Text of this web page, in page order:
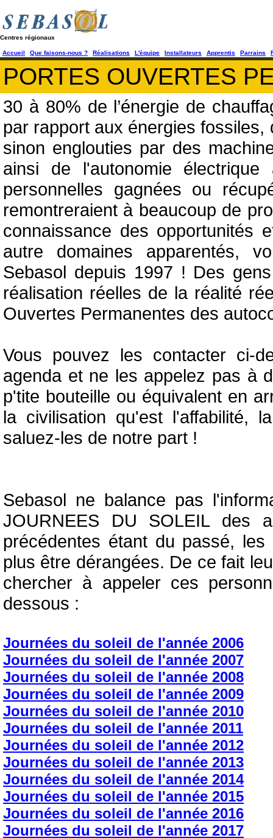
Centres régionaux
Accueil Que faisons-nous ? Réalisations L'équipe Installateurs Apprentis Parrains
PORTES OUVERTES
30 à 80% de l’énergie de
par rapport aux énergies
sinon englouties par des
ainsi de l'autonomie
personnelles gagnées ou
remontreraient à beaucoup de
connaissance des opportunités
autre domaines apparentés,
Sebasol depuis 1997 ! Des
réalisation réelles de la réalité
Ouvertes Permanentes des
Vous pouvez les contacter ci-
agenda et ne les appelez pas à
p'tite bouteille ou équivalent en
la civilisation qu'est l'affabilité,
saluez-les de notre part !
Sebasol ne balance pas
JOURNEES DU SOLEIL des
précédentes étant du passé,
plus être dérangées. De ce fait
chercher à appeler ces
dessous :
Journées du soleil de l'année 2006
Journées du soleil de l'année 2007
Journées du soleil de l'année 2008
Journées du soleil de l'année 2009
Journées du soleil de l'année 2010
Journées du soleil de l'année 2011
Journées du soleil de l'année 2012
Journées du soleil de l'année 2013
Journées du soleil de l'année 2014
Journées du soleil de l'année 2015
Journées du soleil de l'année 2016
Journées du soleil de l'année 2017